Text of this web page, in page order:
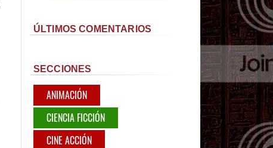
ÚLTIMOS COMENTARIOS
SECCIONES
ANIMACIÓN
CIENCIA FICCIÓN
CINE ACCIÓN